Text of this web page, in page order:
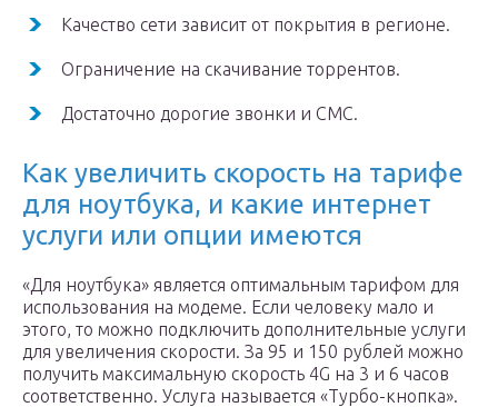
Качество сети зависит от покрытия в регионе.
Ограничение на скачивание торрентов.
Достаточно дорогие звонки и СМС.
Как увеличить скорость на тарифе
для ноутбука, и какие интернет
услуги или опции имеются
«Для ноутбука» является оптимальным тарифом для
использования на модеме. Если человеку мало и
этого, то можно подключить дополнительные услуги
для увеличения скорости. За 95 и 150 рублей можно
получить максимальную скорость 4G на 3 и 6 часов
соответственно. Услуга называется «Турбо-кнопка».